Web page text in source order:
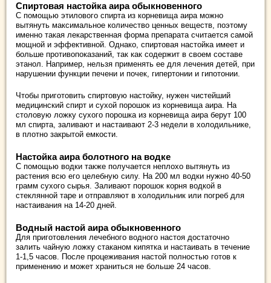
Спиртовая настойка аира обыкновенного
С помощью этилового спирта из корневища аира можно
вытянуть максимальное количество ценных веществ, поэтому
именно такая лекарственная форма препарата считается самой
мощной и эффективной. Однако, спиртовая настойка имеет и
больше противопоказаний, так как содержит в своем составе
этанол. Например, нельзя применять ее для лечения детей, при
нарушении функции печени и почек, гипертонии и гипотонии.
Чтобы приготовить спиртовую настойку, нужен чистейший
медицинский спирт и сухой порошок из корневища аира. На
столовую ложку сухого порошка из корневища аира берут 100
мл спирта, заливают и настаивают 2-3 недели в холодильнике,
в плотно закрытой емкости.
Настойка аира болотного на водке
С помощью водки также получается неплохо вытянуть из
растения всю его целебную силу. На 200 мл водки нужно 40-50
грамм сухого сырья. Заливают порошок корня водкой в
стеклянной таре и отправляют в холодильник или погреб для
настаивания на 14-20 дней.
Водный настой аира обыкновенного
Для приготовления лечебного водного настоя достаточно
залить чайную ложку стаканом кипятка и настаивать в течение
1-1,5 часов. После процеживания настой полностью готов к
применению и может храниться не больше 24 часов.